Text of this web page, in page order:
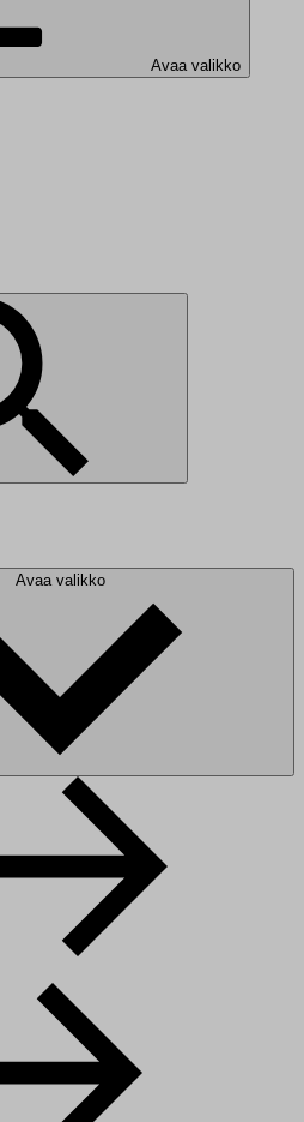
Avaa valikko
Avaa valikko